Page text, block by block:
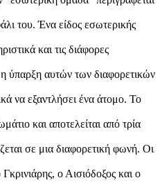
του. Ένα είδος εσωτερικής
και τις διάφορες
ύπαρξη αυτών των διαφορετικών
να εξαντλήσει ένα άτομο. Το
και αποτελείται από τρία
σε μια διαφορετική φωνή. Οι
ο Αισιόδοξος και ο